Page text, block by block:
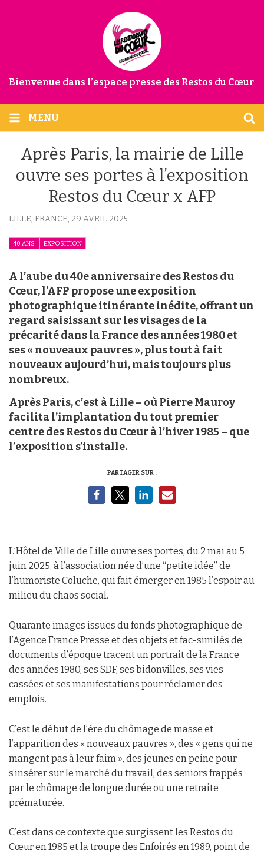
Bienvenue dans l’espace presse des Restos du Cœur
MENU
Après Paris, la mairie de Lille
ouvre ses portes à l’exposition
Restos du Cœur x AFP
LILLE, FRANCE, 29 AVRIL 2025
40 ANS EXPOSITION
A l’aube du 40e anniversaire des Restos du
Cœur, l’AFP propose une exposition
photographique itinérante inédite, offrant un
regard saisissant sur les visages de la
précarité dans la France des années 1980 et
ses « nouveaux pauvres », plus tout à fait
nouveaux aujourd’hui, mais toujours plus
nombreux.
Après Paris, c’est à Lille – où Pierre Mauroy
facilita l’implantation du tout premier
centre des Restos du Cœur à l’hiver 1985 – que
l’exposition s’installe.
PARTAGER SUR :
L’Hôtel de Ville de Lille ouvre ses portes, du 2 mai au 5
juin 2025, à l’association née d’une “petite idée” de
l’humoriste Coluche, qui fait émerger en 1985 l’espoir au
milieu du chaos social.
Quarante images issues du fonds photographique de
l’Agence France Presse et des objets et fac-similés de
documents d’époque tracent un portrait de la France
des années 1980, ses SDF, ses bidonvilles, ses vies
cassées et ses manifestations pour réclamer des
emplois.
C’est le début de l’ère du chômage de masse et
l’apparition des « nouveaux pauvres », des « gens qui ne
mangent pas à leur faim », des jeunes en peine pour
s’insérer sur le marché du travail, des seniors frappés
par le chômage de longue durée ou une retraite
prématurée.
C’est dans ce contexte que surgissent les Restos du
Cœur en 1985 et la troupe des Enfoirés en 1989, point de